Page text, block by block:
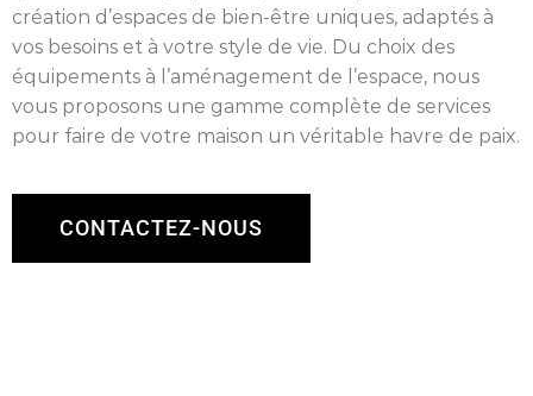
création d’espaces de bien-être uniques, adaptés à
vos besoins et à votre style de vie. Du choix des
équipements à l’aménagement de l’espace, nous
vous proposons une gamme complète de services
pour faire de votre maison un véritable havre de paix.
CONTACTEZ-NOUS